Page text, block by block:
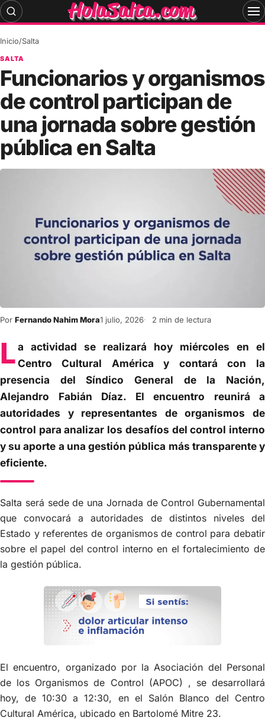
Skip
to
Inicio/Salta
SALTA
Funcionarios y organismos
de control participan de
una jornada sobre gestión
pública en Salta
Por Fernando Nahim Mora1 julio, 2026 2 min de lectura
La actividad se realizará hoy miércoles en el
Centro Cultural América y contará con la
presencia del Síndico General de la Nación,
Alejandro Fabián Díaz. El encuentro reunirá a
autoridades y representantes de organismos de
control para analizar los desafíos del control interno
y su aporte a una gestión pública más transparente y
eficiente.
Salta será sede de una Jornada de Control Gubernamental
que convocará a autoridades de distintos niveles del
Estado y referentes de organismos de control para debatir
sobre el papel del control interno en el fortalecimiento de
la gestión pública.
El encuentro, organizado por la Asociación del Personal
de los Organismos de Control (APOC) , se desarrollará
hoy, de 10:30 a 12:30, en el Salón Blanco del Centro
Cultural América, ubicado en Bartolomé Mitre 23.